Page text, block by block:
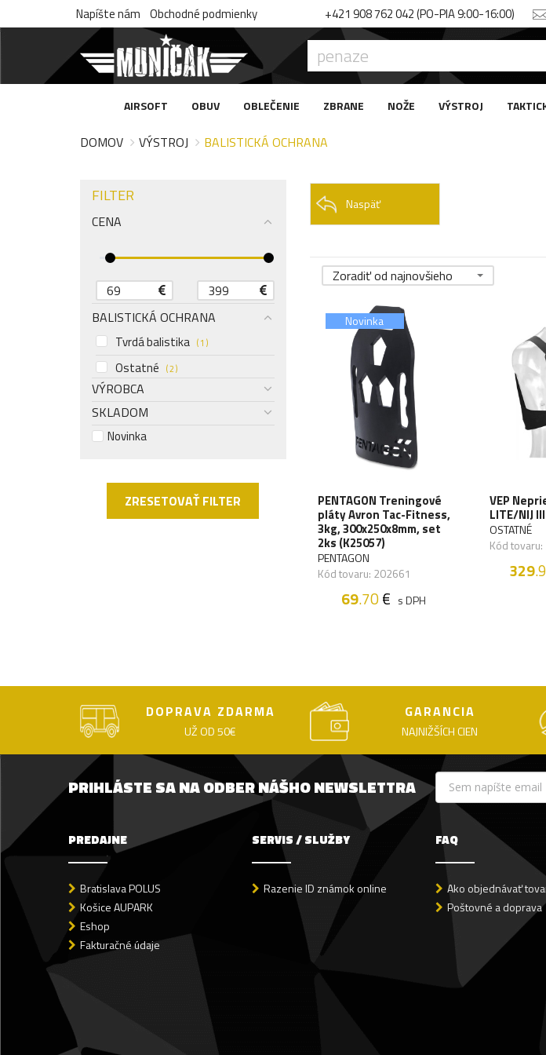
Napíšte nám Obchodné podmienky +421 908 762 042 (PO-PIA 9:00-16:00)
AIRSOFT OBUV OBLEČENIE ZBRANE NOŽE VÝSTROJ
DOMOV VÝSTROJ BALISTICKÁ OCHRANA
FILTER
CENA
BALISTICKÁ OCHRANA
Tvrdá balistika ( 1 )
Ostatné ( 2 )
VÝROBCA
SKLADOM
Novinka
ZRESETOVAŤ FILTER
Naspäť
Zoradiť od najnovšieho
Novinka
PENTAGON Treningové
pláty Avron Tac-Fitness,
3kg, 300x250x8mm, set
2ks (K25057)
PENTAGON
Kód tovaru: 202661
69.70€ s DPH
VEP
LITE/NIJ
OSTATNÉ
Kód
329
DOPRAVA ZDARMA
UŽ OD 50€
GARANCIA
NAJNIŽŠÍCH CIEN
PRIHLÁSTE SA NA ODBER NÁŠHO NEWSLETTRA
PREDAJNE
Bratislava POLUS
Košice AUPARK
Eshop
Fakturačné údaje
SERVIS / SLUŽBY
Razenie ID známok online
FAQ
Ako objednávať
Poštovné a doprava